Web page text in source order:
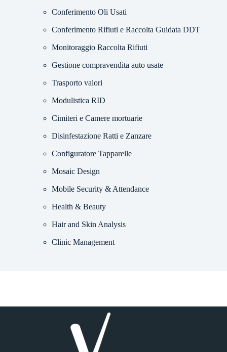
Conferimento Oli Usati
Conferimento Rifiuti e Raccolta Guidata DDT
Monitoraggio Raccolta Rifiuti
Gestione compravendita auto usate
Trasporto valori
Modulistica RID
Cimiteri e Camere mortuarie
Disinfestazione Ratti e Zanzare
Configuratore Tapparelle
Mosaic Design
Mobile Security & Attendance
Health & Beauty
Hair and Skin Analysis
Clinic Management